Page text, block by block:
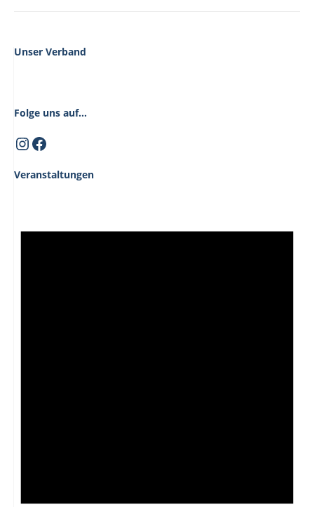
Unser Verband
Folge uns auf...
Instagram
Facebook
Veranstaltungen